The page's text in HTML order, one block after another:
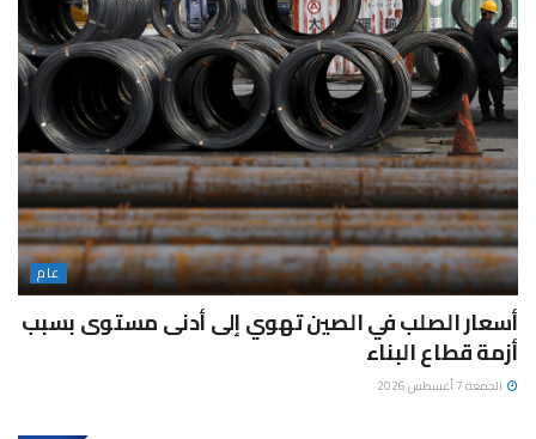
عام
أسعار الصلب في الصين تهوي إلى أدنى مستوى بسبب
أزمة قطاع البناء
الجمعة 7 أغسطس 2026